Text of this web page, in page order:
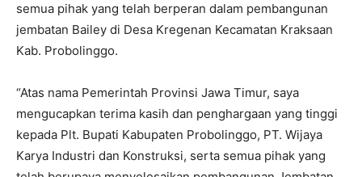
semua pihak yang telah berperan dalam pembangunan
jembatan Bailey di Desa Kregenan Kecamatan Kraksaan
Kab. Probolinggo.
“Atas nama Pemerintah Provinsi Jawa Timur, saya
mengucapkan terima kasih dan penghargaan yang tinggi
kepada Plt. Bupati Kabupaten Probolinggo, PT. Wijaya
Karya Industri dan Konstruksi, serta semua pihak yang